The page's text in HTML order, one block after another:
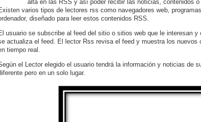
alta en las RSS y así poder recibir las noticias, contenidos
varios tipos de lectores rss como navegadores web,
diseñado para leer estos contenidos RSS.
usuario se subscribe al feed del sitio o sitios web que le interesan
actualiza el feed. El lector Rss revisa el feed y muestra los
tiempo real.
el Lector elegido el usuario tendrá la información y noticias de
pero en un solo lugar.